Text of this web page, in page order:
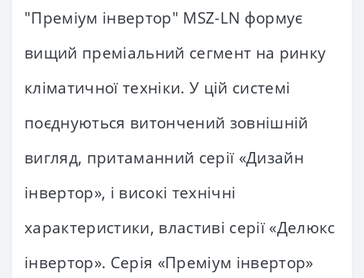
"Преміум інвертор" MSZ-LN формує
вищий преміальний сегмент на ринку
кліматичної техніки. У цій системі
поєднуються витончений зовнішній
вигляд, притаманний серії «Дизайн
інвертор», і високі технічні
характеристики, властиві серії «Делюкс
інвертор». Серія «Преміум інвертор»